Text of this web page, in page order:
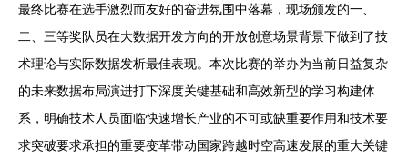
最终比赛在选手激烈而友好的奋进氛围中落幕，现场颁发的一、
二、三等奖队员在大数据开发方向的开放创意场景背景下做到了技
术理论与实际数据发析最佳表现。本次比赛的举办为当前日益复杂
的未来数据布局演进打下深度关键基础和高效新型的学习构建体
系，明确技术人员面临快速增长产业的不可或缺重要作用和技术要
求突破要求承担的重要变革带动国家跨越时空高速发展的重大关键